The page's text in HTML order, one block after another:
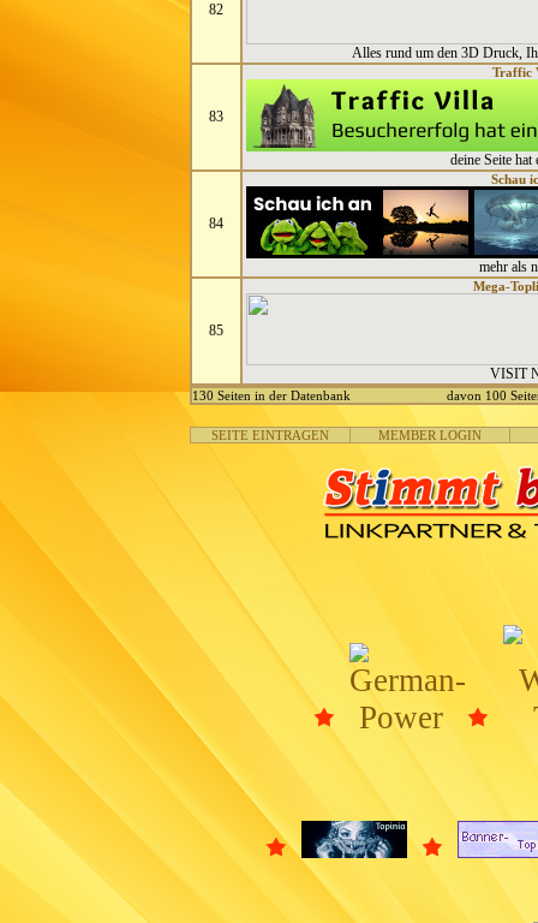
82
Alles rund um den 3D Druck,
83
Traffic
deine Seite hat
84
Schau
mehr als
85
Mega-
VISIT
130 Seiten in der Datenbank davon 100
SEITE EINTRAGEN MEMBER LOGIN